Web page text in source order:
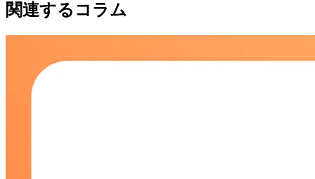
関連するコラム